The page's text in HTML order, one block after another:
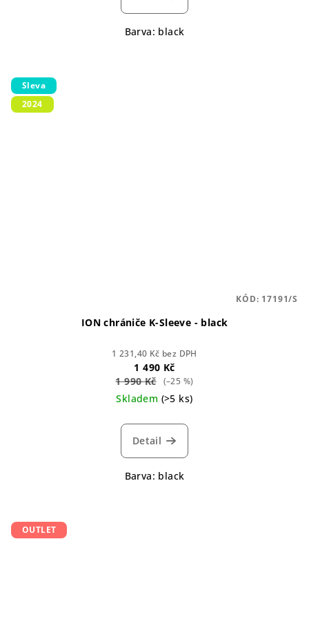
Barva: black
Sleva
2024
ION chrániče K-Sleeve - black
1 231,40 Kč bez DPH
1 490 Kč
1 990 Kč
(–25 %)
Skladem (>5 ks)
Detail
Barva: black
KÓD: 17191/S
OUTLET